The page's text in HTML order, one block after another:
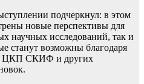
подчеркнул: в этом
новые перспективы для
научных исследований, так и
станут возможны благодаря
ЦКП СКИФ и других